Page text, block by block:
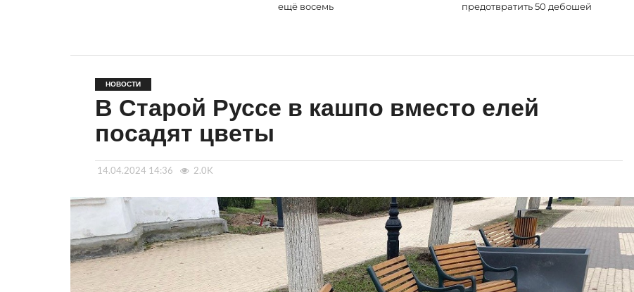
ещё восемь
предотвратить 50 дебошей
НОВОСТИ
В Старой Руссе в кашпо вместо елей
посадят цветы
14.04.2024 14:36 2.0K